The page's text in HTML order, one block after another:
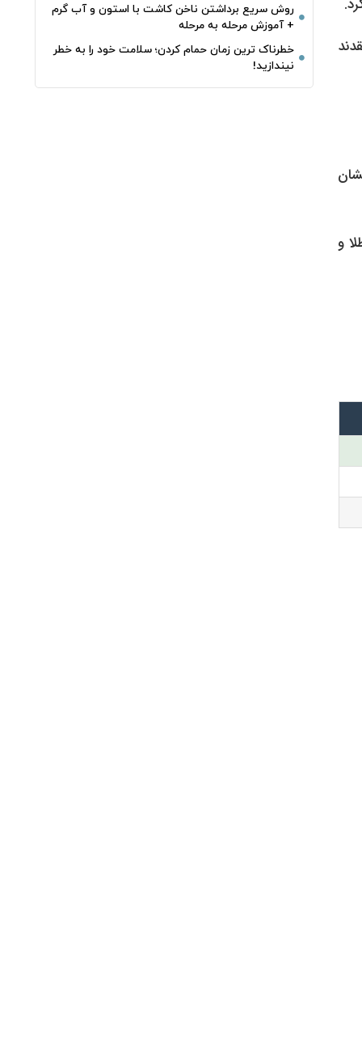
تاثیر خود را فردا (شنبه ۱۳ دی) نشان
و
روش سریع برداشتن ناخن کاشت با استون و آب گرم
+ آموزش مرحله به مرحله
خطرناک‌ ترین زمان‌ حمام کردن؛ سلامت خود را به خطر
نیندازید!